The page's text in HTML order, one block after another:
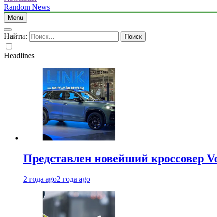
Random News
Menu
Найти:
Headlines
Представлен новейший кроссовер
2 года ago2 года ago